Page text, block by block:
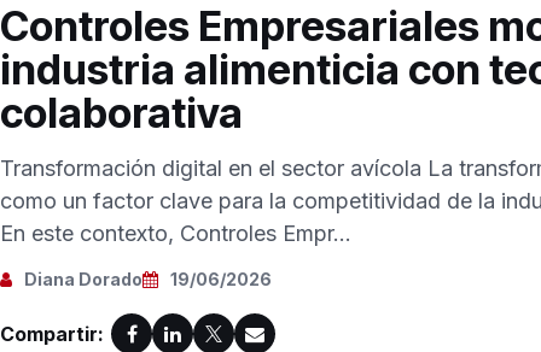
Controles Empresariales
industria alimenticia con
colaborativa
Transformación digital en el sector avícola La
como un factor clave para la competitividad de la
En este contexto, Controles Empr...
Diana Dorado 19/06/2026
Compartir: